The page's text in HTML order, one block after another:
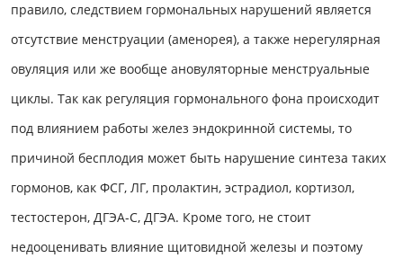
правило, следствием гормональных нарушений является
отсутствие менструации (аменорея), а также нерегулярная
овуляция или же вообще ановуляторные менструальные
циклы. Так как регуляция гормонального фона происходит
под влиянием работы желез эндокринной системы, то
причиной бесплодия может быть нарушение синтеза таких
гормонов, как ФСГ, ЛГ, пролактин, эстрадиол, кортизол,
тестостерон, ДГЭА-С, ДГЭА. Кроме того, не стоит
недооценивать влияние щитовидной железы и поэтому